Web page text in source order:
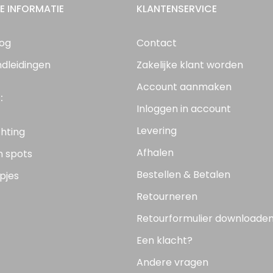
INFORMATIE
spots
KLANTENSERVICE
Contact
Zakelijke klant worden
Account aanmaken
Inloggen in account
Levering
Afhalen
Bestellen & Betalen
Retourneren
Retourformulier
Een klacht?
Andere vragen